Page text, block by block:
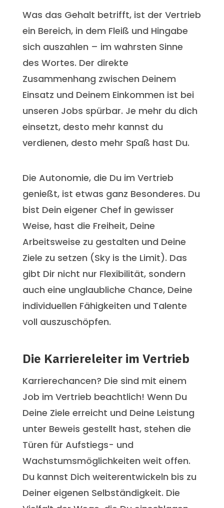
Was das Gehalt betrifft, ist der Vertrieb
ein Bereich, in dem Fleiß und Hingabe
sich auszahlen – im wahrsten Sinne
des Wortes. Der direkte
Zusammenhang zwischen Deinem
Einsatz und Deinem Einkommen ist bei
unseren Jobs spürbar. Je mehr du dich
einsetzt, desto mehr kannst du
verdienen, desto mehr Spaß hast Du.
Die Autonomie, die Du im Vertrieb
genießt, ist etwas ganz Besonderes. Du
bist Dein eigener Chef in gewisser
Weise, hast die Freiheit, Deine
Arbeitsweise zu gestalten und Deine
Ziele zu setzen (Sky is the Limit). Das
gibt Dir nicht nur Flexibilität, sondern
auch eine unglaubliche Chance, Deine
individuellen Fähigkeiten und Talente
voll auszuschöpfen.
Die Karriereleiter im Vertrieb
Karrierechancen? Die sind mit einem
Job im Vertrieb beachtlich! Wenn Du
Deine Ziele erreicht und Deine Leistung
unter Beweis gestellt hast, stehen die
Türen für Aufstiegs- und
Wachstumsmöglichkeiten weit offen.
Du kannst Dich weiterentwickeln bis zu
Deiner eigenen Selbständigkeit. Die